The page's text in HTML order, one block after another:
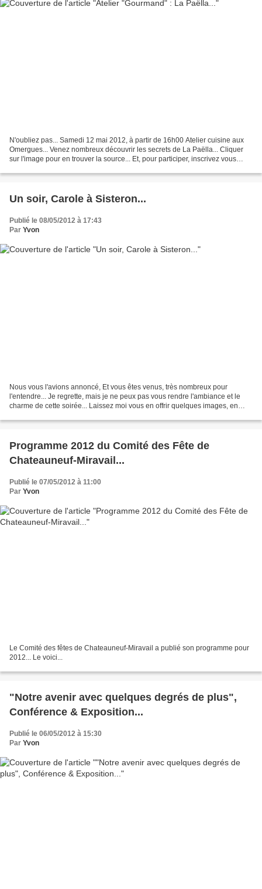
N'oubliez pas... Samedi 12 mai 2012, à partir de 16h00 Atelier cuisine aux
Omergues... Venez nombreux découvrir les secrets de La Paëlla... Cliquer
sur l'image pour en trouver la source... Et, pour participer, inscrivez vous
Un soir, Carole à Sisteron...
Publié le 08/05/2012 à 17:43
Par Yvon
Nous vous l'avions annoncé, Et vous êtes venus, très nombreux pour
l'entendre... Je regrette, mais je ne peux pas vous rendre l'ambiance et le
charme de cette soirée... Laissez moi vous en offrir quelques images, en
Programme 2012 du Comité des Fête de
Chateauneuf-Miravail...
Publié le 07/05/2012 à 11:00
Par Yvon
Le Comité des fêtes de Chateauneuf-Miravail a publié son programme pour
2012... Le voici...
"Notre avenir avec quelques degrés de plus",
Conférence & Exposition...
Publié le 06/05/2012 à 15:30
Par Yvon